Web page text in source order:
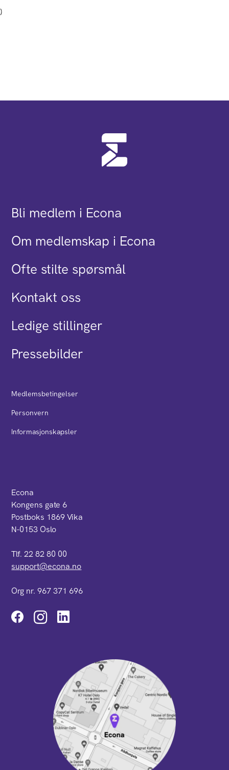
)
Bli medlem i Econa
Om medlemskap i Econa
Ofte stilte spørsmål
Kontakt oss
Ledige stillinger
Pressebilder
Medlemsbetingelser
Personvern
Informasjonskapsler
Econa
Kongens gate 6
Postboks 1869 Vika
N-0153 Oslo
Tlf. 22 82 80 00
support@econa.no
Org nr. 967 371 696
Instagram